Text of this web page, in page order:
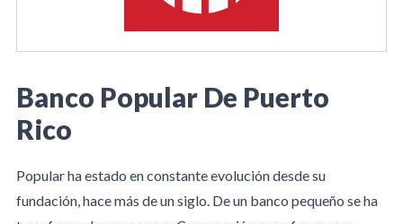
Banco Popular De Puerto
Rico
Popular ha estado en constante evolución desde su
fundación, hace más de un siglo. De un banco pequeño se ha